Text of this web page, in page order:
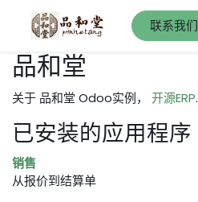
联系我们
品和堂
关于 品和堂 Odoo实例， 开源ERP.
已安装的应用程序
销售
从报价到结算单